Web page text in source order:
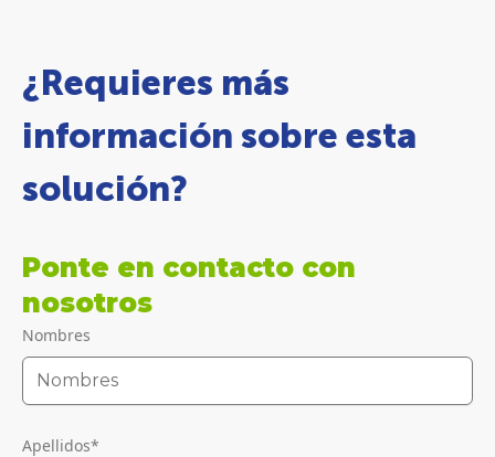
¿Requieres más
información sobre esta
solución?
Ponte en contacto con
nosotros
Nombres
Apellidos*